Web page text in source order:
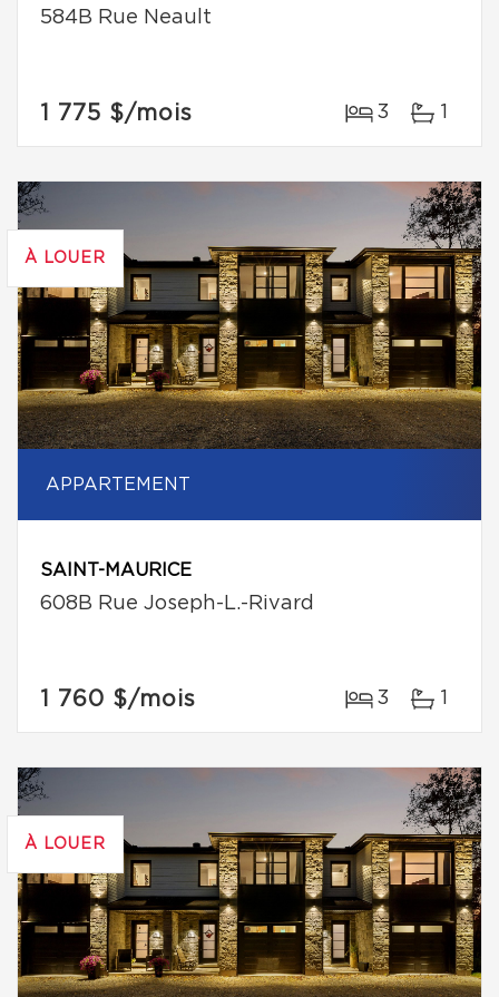
584B Rue Neault
1 775 $/mois 3 1
À LOUER
APPARTEMENT
SAINT-MAURICE
608B Rue Joseph-L.-Rivard
1 760 $/mois 3 1
À LOUER